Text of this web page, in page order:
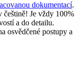
dokumentací.
Je vždy 100%
a do detailu.
osvědčené postupy a